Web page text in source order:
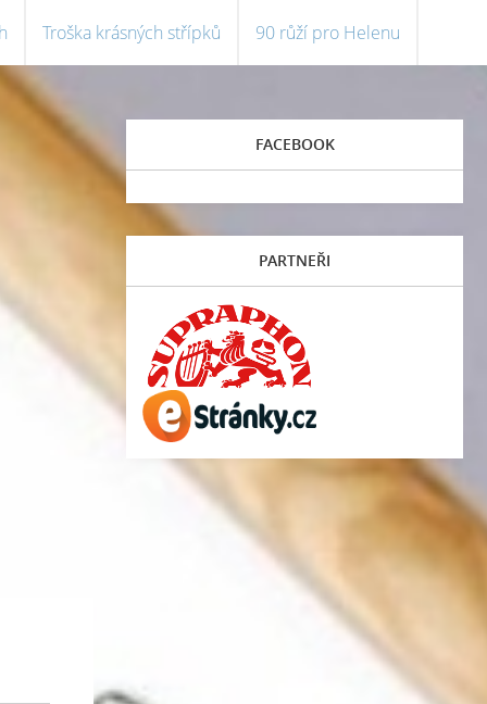
Troška krásných střípků 90 růží pro Helenu
FACEBOOK
PARTNEŘI